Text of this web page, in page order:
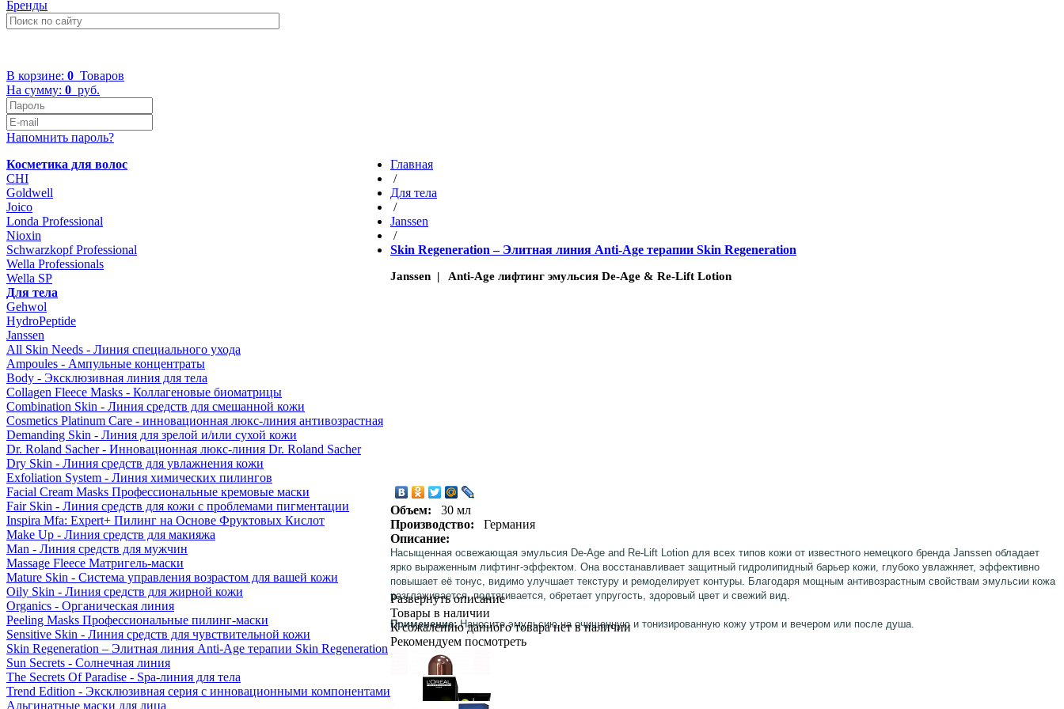
Бренды
В корзине: 0 Товаров
На сумму: 0 руб.
Напомнить пароль?
Косметика для волос
CHI
Goldwell
Joico
Londa Professional
Nioxin
Schwarzkopf Professional
Wella Professionals
Wella SP
Для тела
Gehwol
HydroPeptide
Janssen
All Skin Needs - Линия специального ухода
Ampoules - Ампульные концентраты
Body - Эксклюзивная линия для тела
Collagen Fleece Masks - Коллагеновые биоматрицы
Combination Skin - Линия средств для смешанной кожи
Cosmetics Platinum Care - инновационная люкс-линия антивозрастная
Demanding Skin - Линия для зрелой и/или сухой кожи
Dr. Roland Sacher - Инновационная люкс-линия Dr. Roland Sacher
Dry Skin - Линия средств для увлажнения кожи
Exfoliation System - Линия химических пилингов
Facial Cream Masks Профессиональные кремовые маски
Fair Skin - Линия средств для кожи с проблемами пигментации
Inspira Mfa: Expert+ Пилинг на Основе Фруктовых Кислот
Make Up - Линия средств для макияжа
Man - Линия средств для мужчин
Massage Fleece Матригель-маски
Mature Skin - Система управления возрастом для вашей кожи
Oily Skin - Линия средств для жирной кожи
Organics - Органическая линия
Peeling Masks Профессиональные пилинг-маски
Sensitive Skin - Линия средств для чувствительной кожи
Skin Regeneration – Элитная линия Anti-Age терапии Skin Regeneration
Sun Secrets - Солнечная линия
The Secrets Of Paradise - Spa-линия для тела
Trend Edition - Эксклюзивная серия с инновационными компонентами
Альгинатные маски для лица
Главная
/
Для тела
/
Janssen
/
Skin Regeneration – Элитная линия Anti-Age терапии Skin Regeneration
Janssen | Anti-Age лифтинг эмульсия De-Age & Re-Lift Lotion
Объем:
30 мл
Производство:
Германия
Описание:
Насыщенная освежающая эмульсия De-Age and Re-Lift Lotion для всех типов кожи от известного немецкого бренда Janssen обладает
ярко выраженным лифтинг-эффектом. Она восстанавливает защитный гидролипидный барьер кожи, глубоко увлажняет, эффективно
повышает её тонус, видимо улучшает текстуру и ремоделирует контуры. Благодаря мощным антивозрастным свойствам эмульсии кожа
разглаживается, подтягивается, обретает упругость, здоровый цвет и свежий вид.
Применение:Наносите эмульсию на очищенную и тонизированную кожу утром и вечером или после душа.
Развернуть описание
Товары в наличии
К сожалению данного товара нет в наличии
Рекомендуем посмотреть